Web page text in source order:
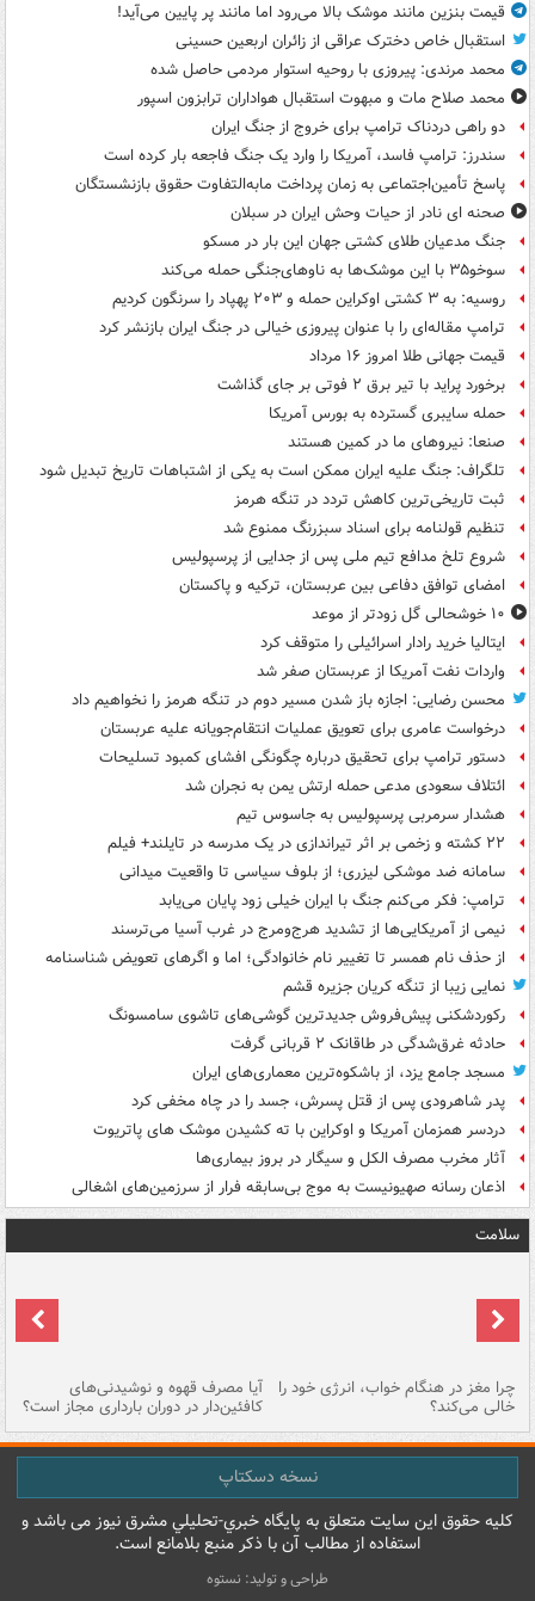
قیمت بنزین مانند موشک بالا می‌رود اما مانند پر پایین می‌آید!
استقبال خاص دخترک عراقی از زائران اربعین حسینی
محمد مرندی: پیروزی با روحیه استوار مردمی حاصل شده
محمد صلاح مات و مبهوت استقبال هواداران ترابزون اسپور
دو راهی دردناک ترامپ برای خروج از جنگ ایران
سندرز: ترامپ فاسد، آمریکا را وارد یک جنگ فاجعه بار کرده است
پاسخ تأمین‌اجتماعی به زمان پرداخت مابه‌التفاوت حقوق بازنشستگان
صحنه ای نادر از حیات وحش ایران در سبلان
جنگ مدعیان طلای کشتی جهان این بار در مسکو
سوخو۳۵ با این موشک‌ها به ناوهای‌جنگی حمله می‌کند
روسیه: به ۳ کشتی اوکراین حمله و ۲۰۳ پهپاد را سرنگون کردیم
ترامپ مقاله‌ای را با عنوان پیروزی خیالی در جنگ ایران بازنشر کرد
قیمت جهانی طلا امروز ۱۶ مرداد
برخورد پراید با تیر برق ۲ فوتی بر جای گذاشت
حمله سایبری گسترده به بورس آمریکا
صنعا: نیروهای ما در کمین‌ هستند
تلگراف: جنگ علیه ایران ممکن است به یکی از اشتباهات تاریخ تبدیل شود
ثبت تاریخی‌ترین کاهش تردد در تنگه هرمز
تنظیم قولنامه برای اسناد سبزرنگ ممنوع شد
شروع تلخ مدافع تیم ملی پس از جدایی از پرسپولیس
امضای توافق دفاعی بین عربستان، ترکیه و پاکستان
۱۰ خوشحالی گل زودتر از موعد
ایتالیا خرید رادار اسرائیلی را متوقف کرد
واردات نفت آمریکا از عربستان صفر شد
محسن رضایی: اجازه باز شدن مسیر دوم در تنگه هرمز را نخواهیم داد
درخواست عامری برای تعویق عملیات انتقام‌جویانه علیه عربستان
دستور ترامپ برای تحقیق درباره چگونگی افشای کمبود تسلیحات
ائتلاف سعودی مدعی حمله ارتش یمن به نجران شد
هشدار سرمربی پرسپولیس به جاسوس تیم
۲۲ کشته و زخمی بر اثر تیراندازی در یک مدرسه در تایلند+ فیلم
سامانه ضد موشکی لیزری؛ از بلوف سیاسی تا واقعیت میدانی
ترامپ: فکر می‌کنم جنگ با ایران خیلی زود پایان می‌یابد
نیمی از آمریکایی‌ها از تشدید هرج‌ومرج در غرب آسیا می‌ترسند
از حذف نام همسر تا تغییر نام خانوادگی؛ اما و اگرهای تعویض شناسنامه
نمایی زیبا از تنگه کریان جزیره قشم
رکوردشکنی پیش‌فروش جدیدترین گوشی‌های تاشوی سامسونگ
حادثه غرق‌شدگی در طاقانک ۲ قربانی گرفت
مسجد جامع یزد، از باشکوه‌ترین معماری‌های ایران
پدر شاهرودی پس از قتل پسرش، جسد را در چاه مخفی کرد
دردسر همزمان آمریکا و اوکراین با ته کشیدن موشک های پاتریوت
آثار مخرب مصرف الکل و سیگار در بروز بیماری‌ها
اذعان رسانه صهیونیست به موج بی‌سابقه فرار از سرزمین‌های اشغالی
سلامت
چرا مغز در هنگام خواب، انرژی خود را
خالی می‌کند؟
آیا مصرف قهوه و نوشیدنی‌های
کافئین‌دار در دوران بارداری مجاز است؟
نسخه دسکتاپ
کليه حقوق اين سايت متعلق به پایگاه خبري-تحليلي مشرق نيوز می باشد و
استفاده از مطالب آن با ذکر منبع بلامانع است.
طراحی و تولید: نستوه